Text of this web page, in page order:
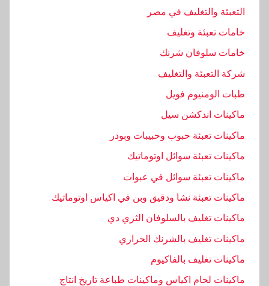
التعبئة والتغليف في مصر
خامات تعبئة وتغليف
خامات سلوفان شرنك
شركة التعبئة والتغليف
طبات الومنيوم فويل
ماكينات اندكشن سيل
ماكينات تعبئة حبوب وحبيبات وبودر
ماكينات تعبئة سوائل اوتوماتيك
ماكينات تعبئة سوائل في عبوات
ماكينات تعبئة نشا ودقيق وبن في اكياس اوتوماتيك
ماكينات تغليف بالسلوفان الثري دي
ماكينات تغليف بالشرنك الحراري
ماكينات تغليف بالفاكيوم
ماكينات لحام اكياس وماكينات طباعة تاريخ انتاج